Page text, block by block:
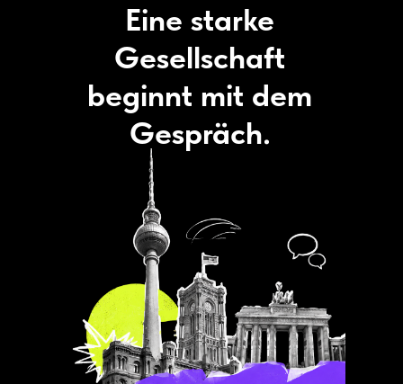
Eine starke
Gesellschaft
beginnt mit dem
Gespräch.